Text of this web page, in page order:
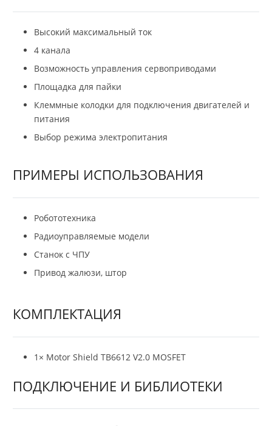
Высокий максимальный ток
4 канала
Возможность управления сервоприводами
Площадка для пайки
Клеммные колодки для подключения двигателей и
питания
Выбор режима электропитания
ПРИМЕРЫ ИСПОЛЬЗОВАНИЯ
Робототехника
Радиоуправляемые модели
Станок с ЧПУ
Привод жалюзи, штор
КОМПЛЕКТАЦИЯ
1× Motor Shield TB6612 V2.0 MOSFET
ПОДКЛЮЧЕНИЕ И БИБЛИОТЕКИ